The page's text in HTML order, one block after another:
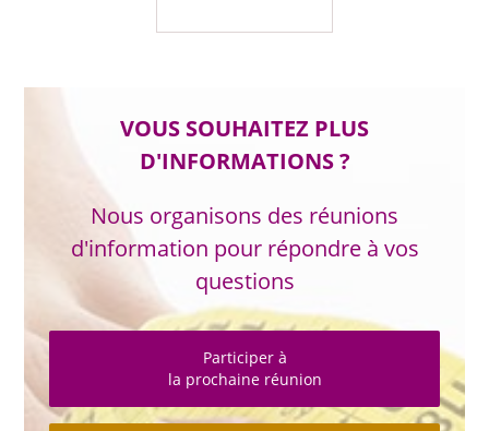
VOUS SOUHAITEZ PLUS
D'INFORMATIONS ?
Nous organisons des réunions
d'information pour répondre à vos
questions
Participer à
la prochaine réunion